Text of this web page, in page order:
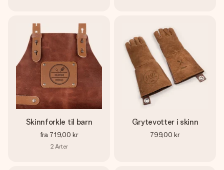
Skinnforkle til barn
fra 719,00 kr
2 Arter
Grytevotter i skinn
799,00 kr